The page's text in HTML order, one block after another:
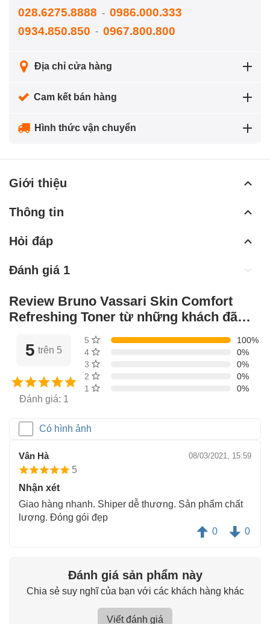
028.6275.8888 - 0986.000.333
0934.850.850 - 0967.800.800
Địa chỉ cửa hàng
Cam kết bán hàng
Hình thức vận chuyển
Giới thiệu
Thông tin
Hỏi đáp
Đánh giá 1
Review Bruno Vassari Skin Comfort
Refreshing Toner từ những khách đã
5 trên 5
Đánh giá: 1
5 sao
100%
4 sao
0%
3 sao
0%
2 sao
0%
1 sao
0%
Có hình ảnh
Vân Hà 08/03/2021, 15:59
5
Nhận xét
Giao hàng nhanh. Shiper dễ thương. Sản phẩm chất
lượng. Đóng gói đẹp
0
0
Đánh giá sản phẩm này
Chia sẻ suy nghĩ của bạn với các khách hàng khác
Viết đánh giá